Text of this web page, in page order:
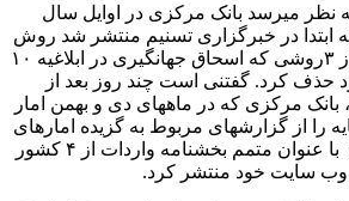
نظر میرسد بانک مرکزی در اوایل سال
ابتدا در خبرگزاری تسنیم منتشر شد روش
بروات اسنادی را عملا از ۳روشی که اسحاق جهانگیری در ابلاغیه ۱۰
حذف کرد. گفتنی است چند روز بعد از
بانک مرکزی که در ماههای دی و بهمن امار
از گزارشهای مربوط به گزیده امارهای
اقتصادی سانسور کرده با عنوان متمم بخشنامه واردات از ۴ کشور
وب سایت خود منتشر کرد.